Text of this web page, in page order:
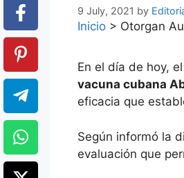
9 July, 2021 by
Inicio > Otorgan
En el día de hoy,
vacuna cubana
eficacia que
Según informó la
evaluación que